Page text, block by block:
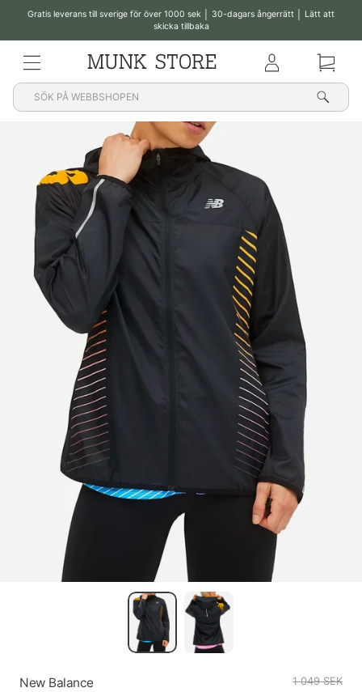
Pausa
Gratis leverans till sverige för över 1000 sek │ 30-dagars ångerrätt │ Lätt att
skicka tillbaka
MENY Klub Korg
New Balance 1 049 SEK